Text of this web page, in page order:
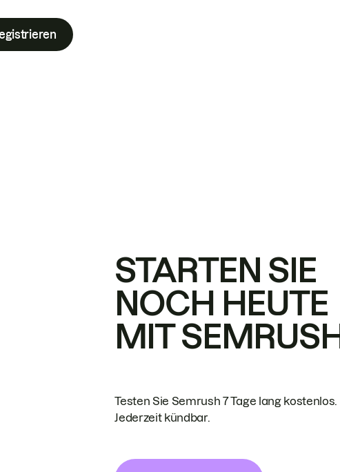
STARTEN SIE
NOCH HEUTE
MIT
Testen Sie Semrush 7 Tage lang kostenlos.
Jederzeit kündbar.